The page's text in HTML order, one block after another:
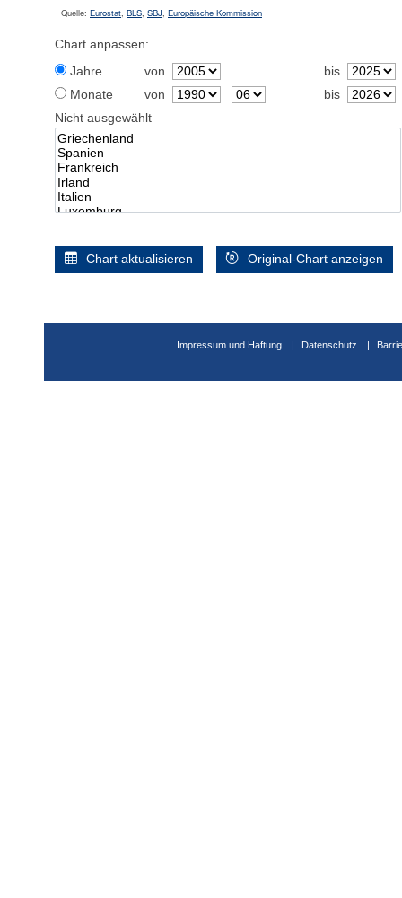
Quelle: Eurostat, BLS, SBJ, Europäische Kommission
Chart anpassen:
Jahre
von
bis
Monate
von
bis
Nicht ausgewählt
Chart aktualisieren Original-Chart anzeigen
Impressum und Haftung Datenschutz